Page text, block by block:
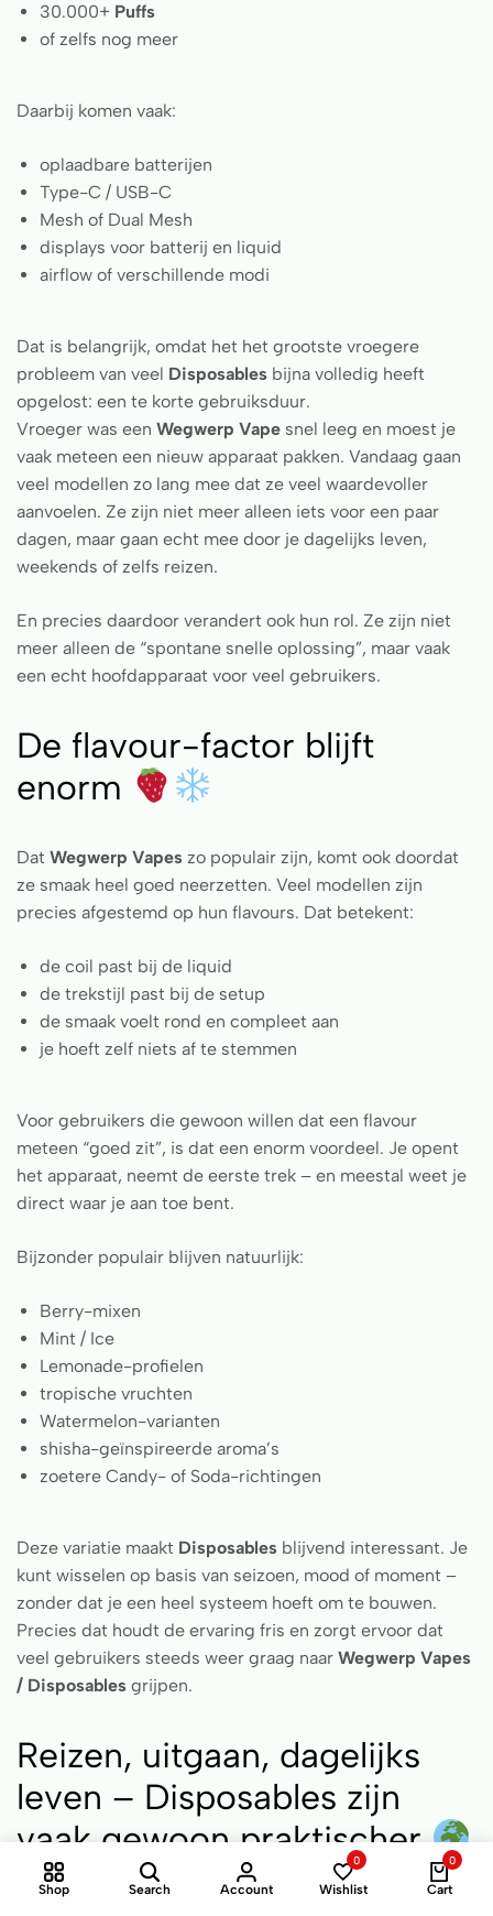
30.000+ Puffs
of zelfs nog meer
Daarbij komen vaak:
oplaadbare batterijen
Type-C / USB-C
Mesh of Dual Mesh
displays voor batterij en liquid
airflow of verschillende modi
Dat is belangrijk, omdat het het grootste vroegere
probleem van veel Disposables bijna volledig heeft
opgelost: een te korte gebruiksduur.
Vroeger was een Wegwerp Vape snel leeg en moest je
vaak meteen een nieuw apparaat pakken. Vandaag gaan
veel modellen zo lang mee dat ze veel waardevoller
aanvoelen. Ze zijn niet meer alleen iets voor een paar
dagen, maar gaan echt mee door je dagelijks leven,
weekends of zelfs reizen.
En precies daardoor verandert ook hun rol. Ze zijn niet
meer alleen de “spontane snelle oplossing”, maar vaak
een echt hoofdapparaat voor veel gebruikers.
De flavour-factor blijft
enorm
Dat Wegwerp Vapes zo populair zijn, komt ook doordat
ze smaak heel goed neerzetten. Veel modellen zijn
precies afgestemd op hun flavours. Dat betekent:
de coil past bij de liquid
de trekstijl past bij de setup
de smaak voelt rond en compleet aan
je hoeft zelf niets af te stemmen
Voor gebruikers die gewoon willen dat een flavour
meteen “goed zit”, is dat een enorm voordeel. Je opent
het apparaat, neemt de eerste trek – en meestal weet je
direct waar je aan toe bent.
Bijzonder populair blijven natuurlijk:
Berry-mixen
Mint / Ice
Lemonade-profielen
tropische vruchten
Watermelon-varianten
shisha-geïnspireerde aroma’s
zoetere Candy- of Soda-richtingen
Deze variatie maakt Disposables blijvend interessant. Je
kunt wisselen op basis van seizoen, mood of moment –
zonder dat je een heel systeem hoeft om te bouwen.
Precies dat houdt de ervaring fris en zorgt ervoor dat
veel gebruikers steeds weer graag naar Wegwerp Vapes
/ Disposables grijpen.
Reizen, uitgaan, dagelijks
leven – Disposables zijn
vaak gewoon praktischer
Shop Search Account
0
Wishlist
0
Cart